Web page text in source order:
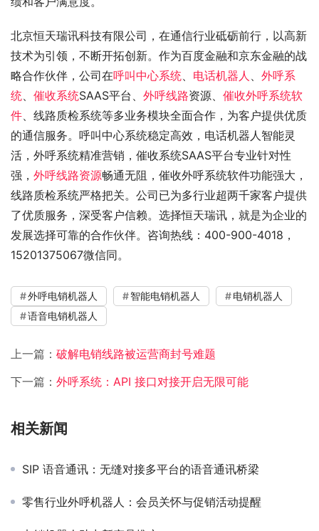
北京恒天瑞讯科技有限公司，在通信行业砥砺前行，以高新
技术为引领，不断开拓创新。作为百度金融和京东金融的战
略合作伙伴，公司在呼叫中心系统、 电话机器人 、 外呼系
统、 催收系统SAAS平台、 外呼线路资源、 催收外呼系统软
件、线路质检系统等多业务模块全面合作，为客户提供优质
的通信服务。呼叫中心系统稳定高效，电话机器人智能灵
活，外呼系统精准营销，催收系统SAAS平台专业针对性
强， 外呼线路资源畅通无阻，催收外呼系统软件功能强大，
线路质检系统严格把关。公司已为多行业超两千家客户提供
了优质服务，深受客户信赖。选择恒天瑞讯，就是为企业的
发展选择可靠的合作伙伴。咨询热线：400-900-4018，
15201375067微信同。
外呼电销机器人 智能电销机器人
电销机器人
语音电销机器人
上一篇： 破解电销线路被运营商封号难题
下一篇： 外呼系统：API 接口对接开启无限可能
相关新闻
SIP 语音通讯：无缝对接多平台的语音通讯桥梁
零售行业外呼机器人：会员关怀与促销活动提醒